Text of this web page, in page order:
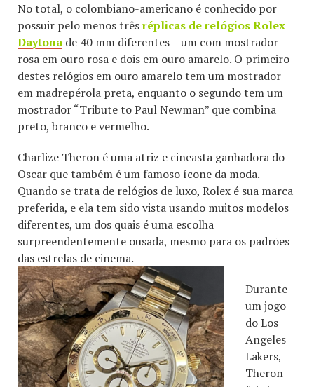
No total, o colombiano-americano é conhecido por
possuir pelo menos trêsréplicas de relógios Rolex
Daytona de 40 mm diferentes – um com mostrador
rosa em ouro rosa e dois em ouro amarelo. O primeiro
destes relógios em ouro amarelo tem um mostrador
em madrepérola preta, enquanto o segundo tem um
mostrador “Tribute to Paul Newman” que combina
preto, branco e vermelho.
Charlize Theron é uma atriz e cineasta ganhadora do
Oscar que também é um famoso ícone da moda.
Quando se trata de relógios de luxo, Rolex é sua marca
preferida, e ela tem sido vista usando muitos modelos
diferentes, um dos quais é uma escolha
surpreendentemente ousada, mesmo para os padrões
das estrelas de cinema.
Durante
um jogo
do Los
Angeles
Lakers,
Theron